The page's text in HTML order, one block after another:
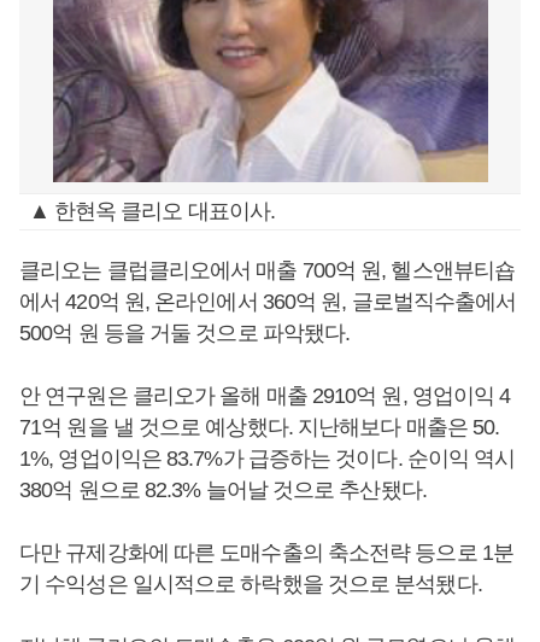
▲ 한현옥 클리오 대표이사.
클리오는 클럽클리오에서 매출 700억 원, 헬스앤뷰티숍
에서 420억 원, 온라인에서 360억 원, 글로벌직수출에서
500억 원 등을 거둘 것으로 파악됐다.
안 연구원은 클리오가 올해 매출 2910억 원, 영업이익 4
71억 원을 낼 것으로 예상했다. 지난해보다 매출은 50.
1%, 영업이익은 83.7%가 급증하는 것이다. 순이익 역시
380억 원으로 82.3% 늘어날 것으로 추산됐다.
다만 규제강화에 따른 도매수출의 축소전략 등으로 1분
기 수익성은 일시적으로 하락했을 것으로 분석됐다.